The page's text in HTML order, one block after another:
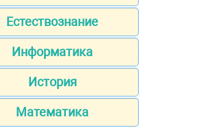
Естествознание
Информатика
История
Математика